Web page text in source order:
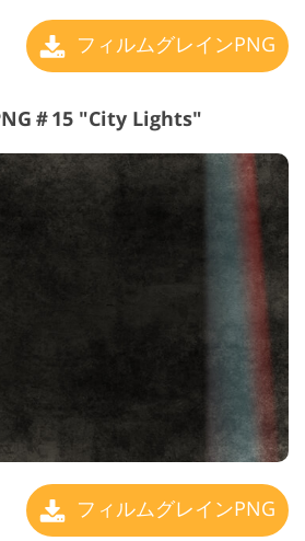
フィルムグレインPNG
＃15 "City Lights"
フィルムグレインPNG